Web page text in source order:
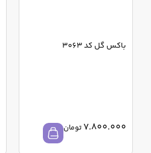
باکس گل کد 3063
7.800.000 تومان